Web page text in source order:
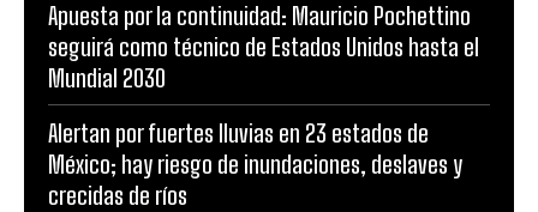
Apuesta por la continuidad: Mauricio Pochettino
seguirá como técnico de Estados Unidos hasta el
Mundial 2030
Alertan por fuertes lluvias en 23 estados de
México; hay riesgo de inundaciones, deslaves y
crecidas de ríos